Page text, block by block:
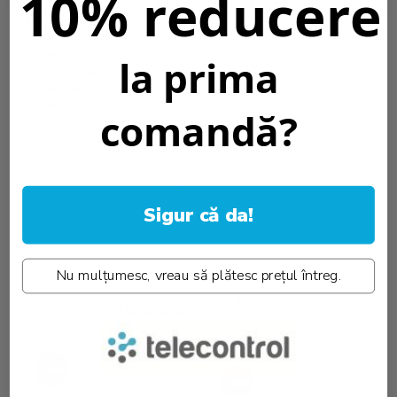
Capacitate luminoasa la finalul duratei de viata::0.7
Material 1::PC
Cicluri On/Off::25000 x
Indice culoare Ra ≥::80
Dimensiuni cutie::395x285x275 mm
190x130x135 mm
Dimensiuni produs:: 180x120x127 mm
Temperatura::-20°C/ +40°C
Informatii conformitate produs
PRODUSE SIMILARE
10% reducere
la prima
comandă?
Sigur că da!
Nu mulțumesc, vreau să plătesc prețul întreg.